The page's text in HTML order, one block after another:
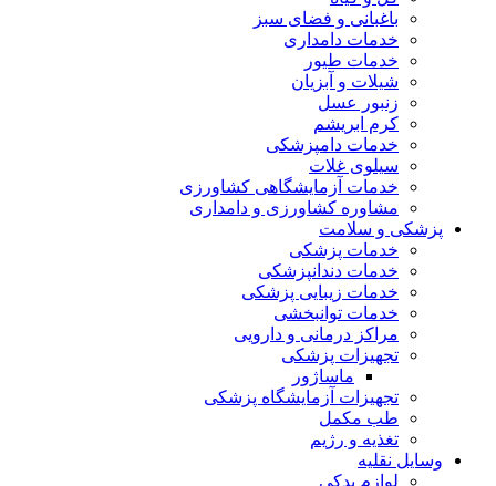
باغبانی و فضای سبز
خدمات دامداری
خدمات طیور
شیلات و آبزیان
زنبور عسل
کرم ابریشم
خدمات دامپزشکی
سیلوی غلات
خدمات آزمایشگاهی کشاورزی
مشاوره کشاورزی و دامداری
پزشکی و سلامت
خدمات پزشکی
خدمات دندانپزشکی
خدمات زیبایی پزشکی
خدمات توانبخشی
مراکز درمانی و دارویی
تجهیزات پزشکی
ماساژور
تجهیزات آزمایشگاه پزشکی
طب مکمل
تغذیه و رژیم
وسایل نقلیه
لوازم یدکی